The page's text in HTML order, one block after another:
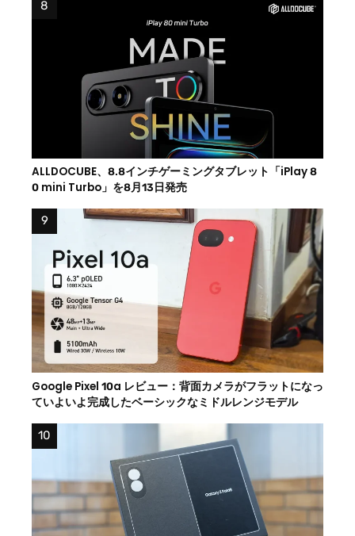
ALLDOCUBE、8.8インチゲーミングタブレット「iPlay 8
0 mini Turbo」を8月13日発売
Google Pixel 10a レビュー：背面カメラがフラットになっ
ていよいよ完成したベーシックなミドルレンジモデル